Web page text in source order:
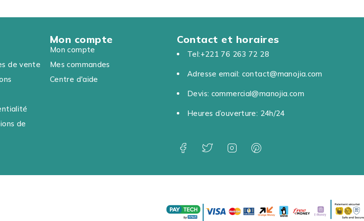
de vente
de
Mon compte
Mon compte
Mes commandes
Centre d'aide
Contact et horaires
Tel:+221 76 263 72 28
Adresse email: contact@manojia.com
Devis: commercial@manojia.com
Heures d’ouverture: 24h/24